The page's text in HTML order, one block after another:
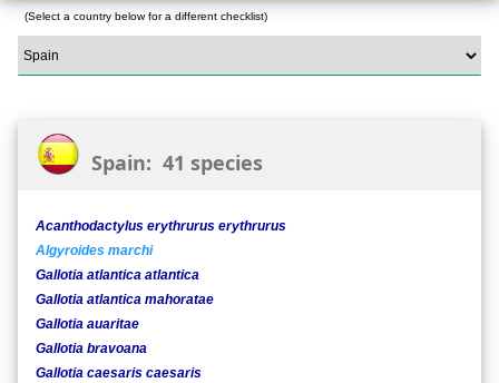
(Select a country below for a different checklist)
Spain: 41 species
Acanthodactylus erythrurus erythrurus
Algyroides marchi
Gallotia atlantica atlantica
Gallotia atlantica mahoratae
Gallotia auaritae
Gallotia bravoana
Gallotia caesaris caesaris